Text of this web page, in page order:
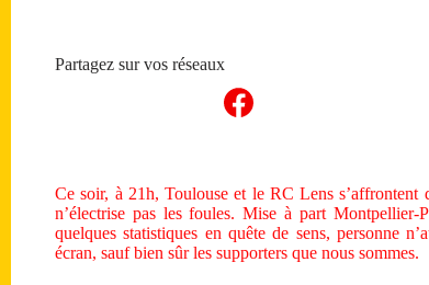
Partagez sur vos réseaux
Ce soir, à 21h, Toulouse et le RC Lens
n’électrise pas les foules. Mise à part Montpellier-
quelques statistiques en quête de sens, personne
écran, sauf bien sûr les supporters que nous sommes.